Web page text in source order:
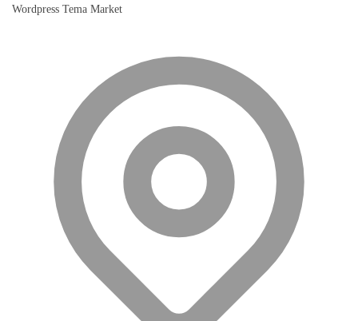
Wordpress Tema Market